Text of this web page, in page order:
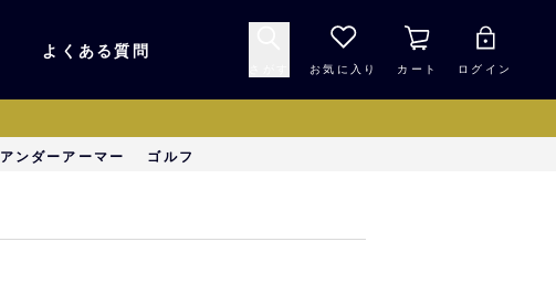
キャップ・ヘルメッ
バッグ
マスコット・バファ
よくある質問
お気に入り カート ログイン
アンダーアーマー ゴルフ